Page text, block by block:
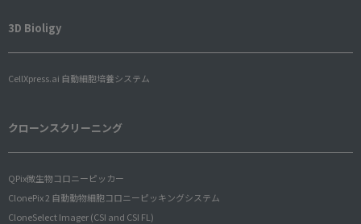
3D Bioligy
CellXpress.ai 自動細胞培養システム
クローンスクリーニング
QPix微生物コロニーピッカー
ClonePix 2 自動動物細胞コロニーピッキングシステム
CloneSelect Imager (CSI and CSI FL)